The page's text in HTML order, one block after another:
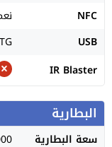
NFC
USB
IR Blaster
البطارية
سعة البطارية
4000